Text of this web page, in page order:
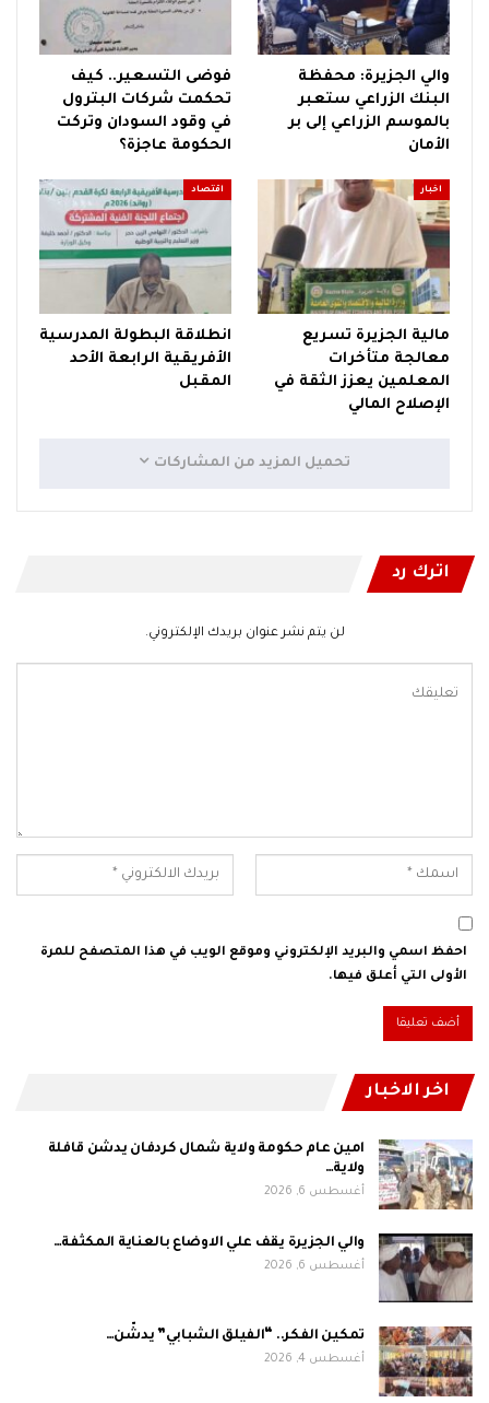
والي الجزيرة: محفظة
البنك الزراعي ستعبر
بالموسم الزراعي إلى بر
الأمان
فوضى التسعير.. كيف
تحكمت شركات البترول
في وقود السودان وتركت
الحكومة عاجزة؟
اخبار
مالية الجزيرة تسريع
معالجة متأخرات
المعلمين يعزز الثقة في
الإصلاح المالي
اقتصاد
انطلاقة البطولة المدرسية
الأفريقية الرابعة الأحد
المقبل
تحميل المزيد من المشاركات
اترك رد
لن يتم نشر عنوان بريدك الإلكتروني.
احفظ اسمي والبريد الإلكتروني وموقع الويب في هذا المتصفح للمرة
الأولى التي أعلق فيها.
اخر الاخبار
امين عام حكومة ولاية شمال كردفان يدشن قافلة
ولاية…
أغسطس 6, 2026
والي الجزيرة يقف علي الاوضاع بالعناية المكثفة…
أغسطس 6, 2026
تمكين الفكر.. “الفيلق الشبابي” يدشّن…
أغسطس 4, 2026